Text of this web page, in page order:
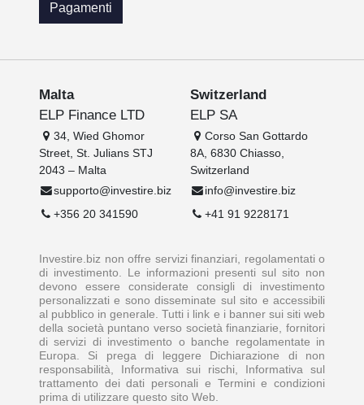
Pagamenti
Malta
ELP Finance LTD
34, Wied Ghomor
Street, St. Julians STJ
2043 – Malta
supporto@investire.biz
+356 20 341590
Switzerland
ELP SA
Corso San Gottardo
8A, 6830 Chiasso,
Switzerland
info@investire.biz
+41 91 9228171
Investire.biz non offre servizi finanziari, regolamentati o
di investimento. Le informazioni presenti sul sito non
devono essere considerate consigli di investimento
personalizzati e sono disseminate sul sito e accessibili
al pubblico in generale. Tutti i link e i banner sui siti web
della società puntano verso società finanziarie, fornitori
di servizi di investimento o banche regolamentate in
Europa. Si prega di leggere Dichiarazione di non
responsabilità, Informativa sui rischi, Informativa sul
trattamento dei dati personali e Termini e condizioni
prima di utilizzare questo sito Web.